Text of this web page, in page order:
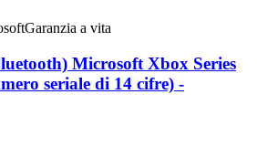
Garanzia a vita
Microsoft Xbox Series
seriale di 14 cifre) -